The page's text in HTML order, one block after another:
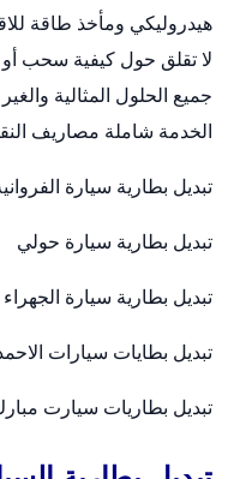
هيدروليكي ومأخذ طاقة
لا تقلق حول كيفية سحب أو
جميع الحلول المثالية
الخدمة شاملة مصاريف
تبديل بطارية سيارة
تبديل بطارية سيارة حولي
تبديل بطارية سيارة الجهراء
تبديل بطايات سيارات
تبديل بطاريات سيارت مبارك